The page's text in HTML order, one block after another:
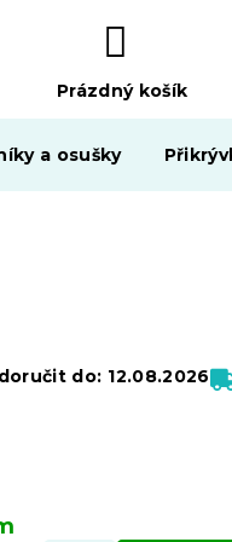
NÁKUPNÍ
KOŠÍK
Prázdný košík
a osušky
do: 12.08.2026